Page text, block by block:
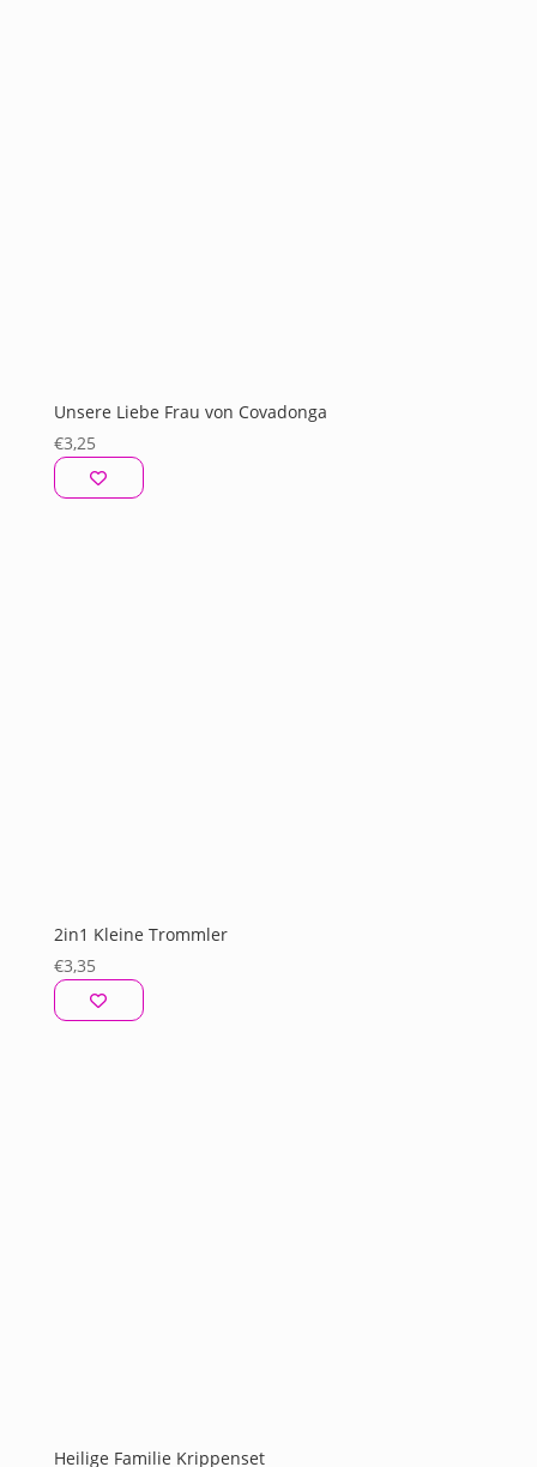
Unsere Liebe Frau von Covadonga
€3,25
2in1 Kleine Trommler
€3,35
Heilige Familie Krippenset